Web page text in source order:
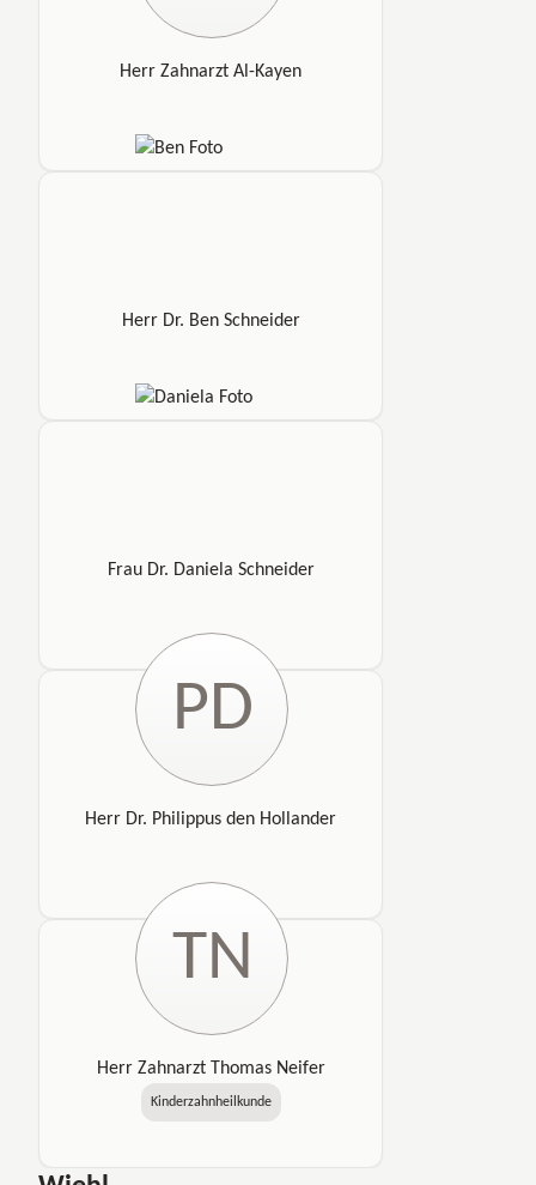
Herr Zahnarzt Al-Kayen
Herr Dr. Ben Schneider
Frau Dr. Daniela Schneider
PD
Herr Dr. Philippus den Hollander
TN
Herr Zahnarzt Thomas Neifer
Kinderzahnheilkunde